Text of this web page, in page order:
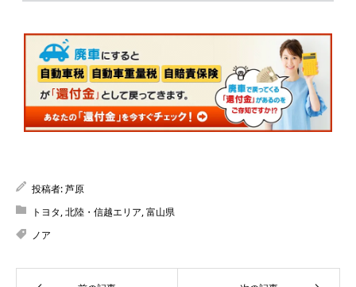
投稿者:芦原
トヨタ,北陸・信越エリア,富山県
ノア